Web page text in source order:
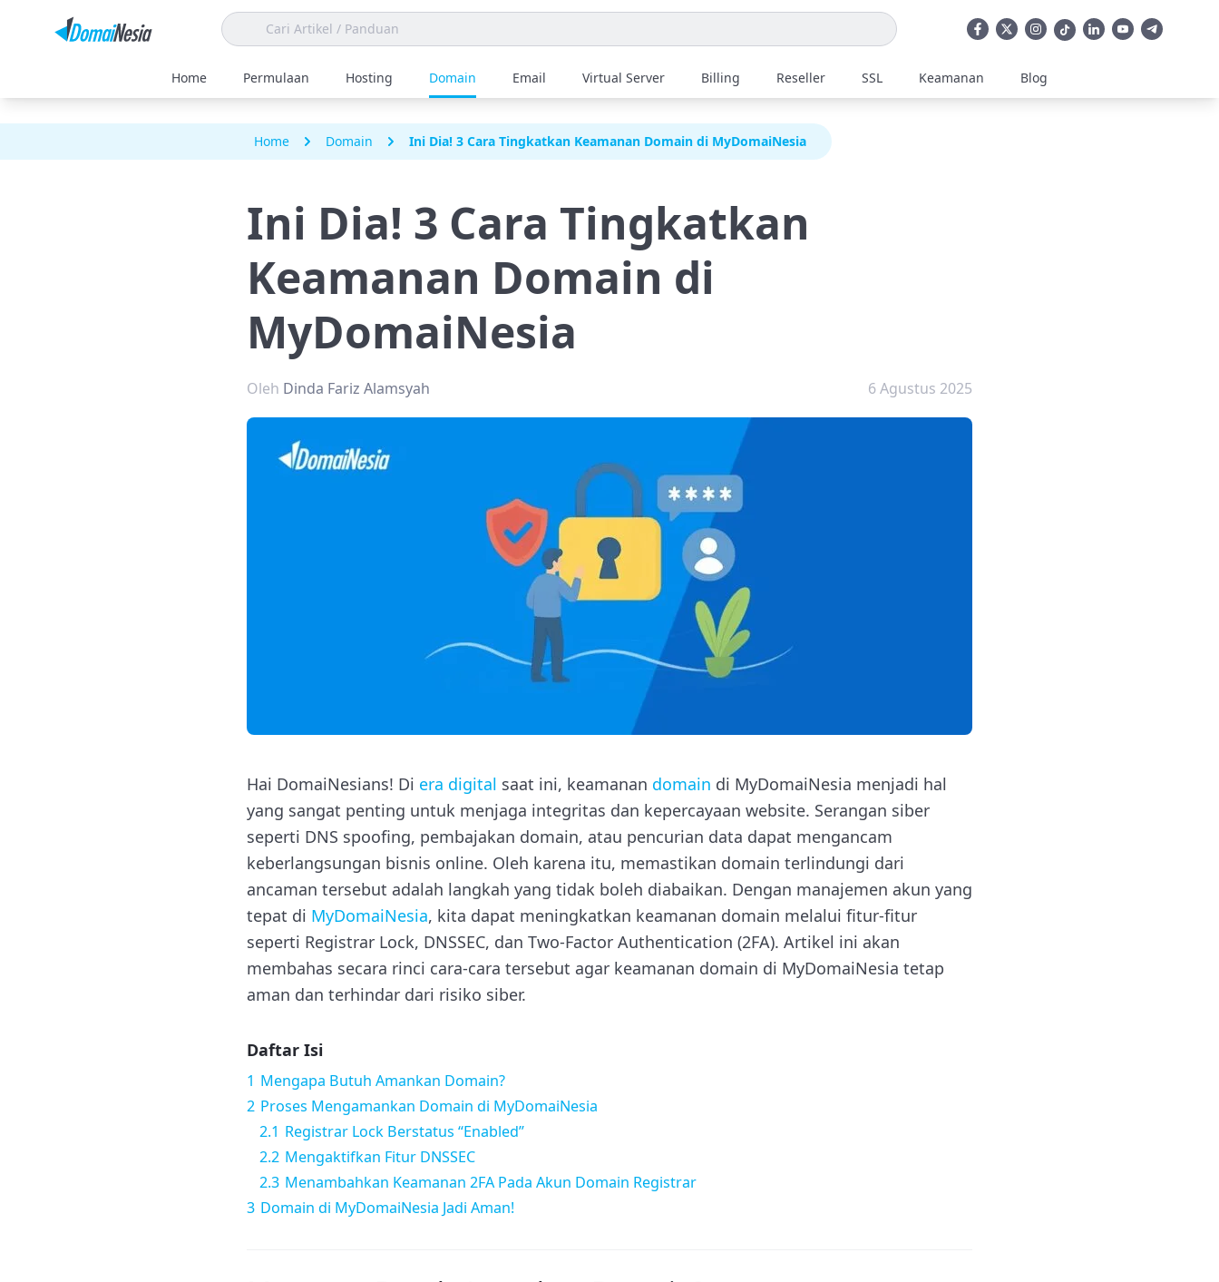
Home Permulaan Hosting Domain Email Virtual Server Billing Reseller SSL Keamanan Blog
Home Domain Ini Dia! 3 Cara Tingkatkan Keamanan Domain di MyDomaiNesia
Ini Dia! 3 Cara Tingkatkan
Keamanan Domain di
MyDomaiNesia
Oleh Dinda Fariz Alamsyah 6 Agustus 2025
Hai DomaiNesians! Di era digital saat ini, keamanan domain di MyDomaiNesia menjadi hal
yang sangat penting untuk menjaga integritas dan kepercayaan website. Serangan siber
seperti DNS spoofing, pembajakan domain, atau pencurian data dapat mengancam
keberlangsungan bisnis online. Oleh karena itu, memastikan domain terlindungi dari
ancaman tersebut adalah langkah yang tidak boleh diabaikan. Dengan manajemen akun yang
tepat di MyDomaiNesia, kita dapat meningkatkan keamanan domain melalui fitur-fitur
seperti Registrar Lock, DNSSEC, dan Two-Factor Authentication (2FA). Artikel ini akan
membahas secara rinci cara-cara tersebut agar keamanan domain di MyDomaiNesia tetap
aman dan terhindar dari risiko siber.
Daftar Isi
1 Mengapa Butuh Amankan Domain?
2 Proses Mengamankan Domain di MyDomaiNesia
2.1 Registrar Lock Berstatus “Enabled”
2.2 Mengaktifkan Fitur DNSSEC
2.3 Menambahkan Keamanan 2FA Pada Akun Domain Registrar
3 Domain di MyDomaiNesia Jadi Aman!